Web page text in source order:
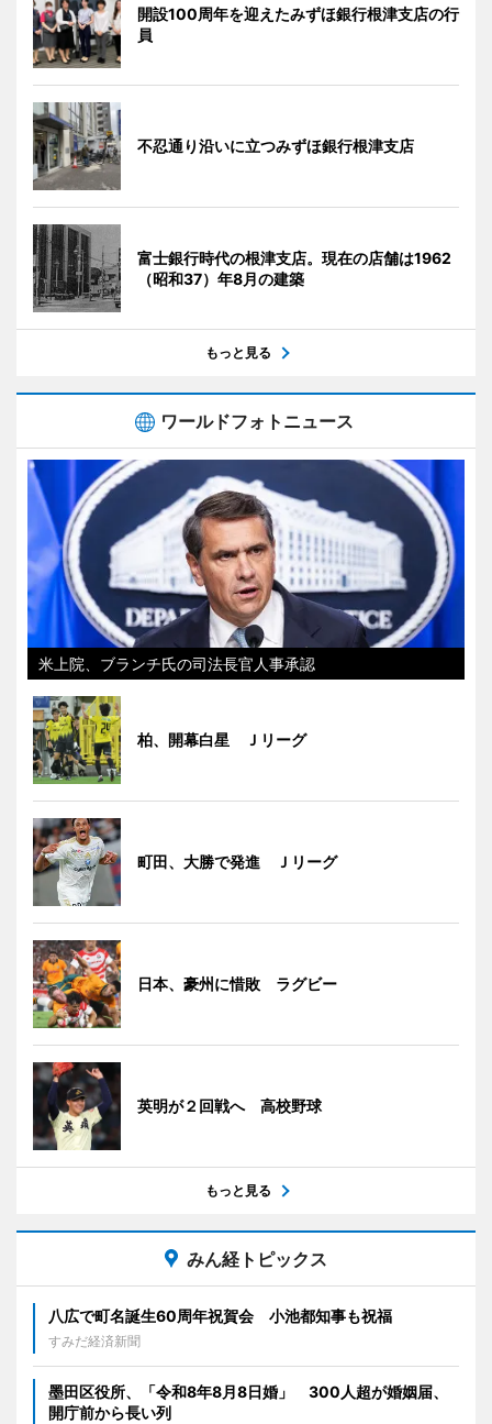
開設100周年を迎えたみずほ銀行根津支店の行
員
不忍通り沿いに立つみずほ銀行根津支店
富士銀行時代の根津支店。現在の店舗は1962
（昭和37）年8月の建築
もっと見る
ワールドフォトニュース
米上院、ブランチ氏の司法長官人事承認
柏、開幕白星 Ｊリーグ
町田、大勝で発進 Ｊリーグ
日本、豪州に惜敗 ラグビー
英明が２回戦へ 高校野球
もっと見る
みん経トピックス
八広で町名誕生60周年祝賀会 小池都知事も祝福
すみだ経済新聞
墨田区役所、「令和8年8月8日婚」 300人超が婚姻届、
開庁前から長い列